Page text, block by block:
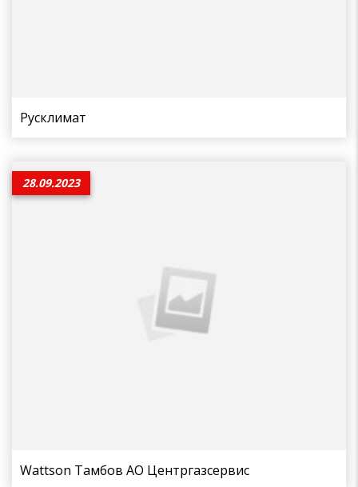
Русклимат
28.09.2023
Wattson Тамбов АО Центргазсервис